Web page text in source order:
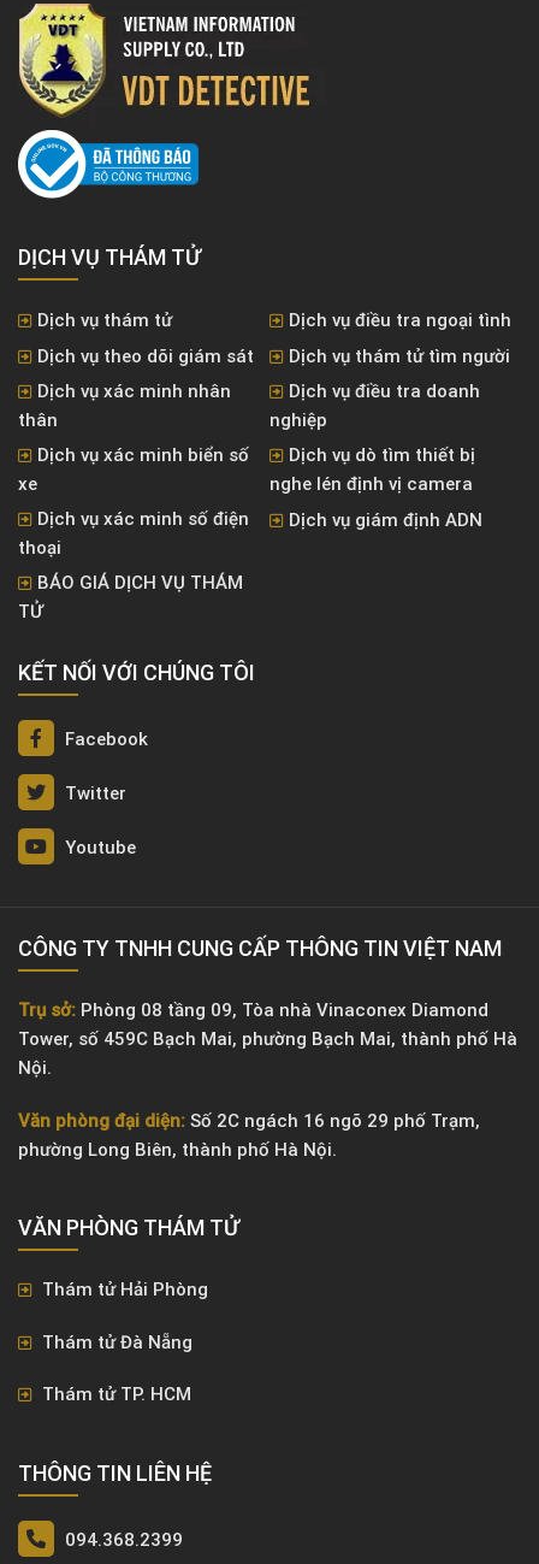
DỊCH VỤ THÁM TỬ
Dịch vụ thám tử
Dịch vụ điều tra ngoại tình
Dịch vụ theo dõi giám sát
Dịch vụ thám tử tìm người
Dịch vụ xác minh nhân
thân
Dịch vụ điều tra doanh
nghiệp
Dịch vụ xác minh biển số
xe
Dịch vụ dò tìm thiết bị
nghe lén định vị camera
Dịch vụ xác minh số điện
thoại
Dịch vụ giám định ADN
BÁO GIÁ DỊCH VỤ THÁM
TỬ
KẾT NỐI VỚI CHÚNG TÔI
Facebook
Twitter
Youtube
CÔNG TY TNHH CUNG CẤP THÔNG TIN VIỆT NAM
Trụ sở: Phòng 08 tầng 09, Tòa nhà Vinaconex Diamond
Tower, số 459C Bạch Mai, phường Bạch Mai, thành phố Hà
Nội.
Văn phòng đại diện: Số 2C ngách 16 ngõ 29 phố Trạm,
phường Long Biên, thành phố Hà Nội.
VĂN PHÒNG ​THÁM TỬ
Thám tử Hải Phòng
Thám tử Đà Nẵng
Thám tử TP. HCM
THÔNG TIN LIÊN HỆ
094.368.2399